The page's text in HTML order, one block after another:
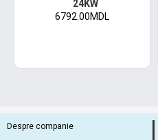
24KW
6792.00MDL
Despre companie